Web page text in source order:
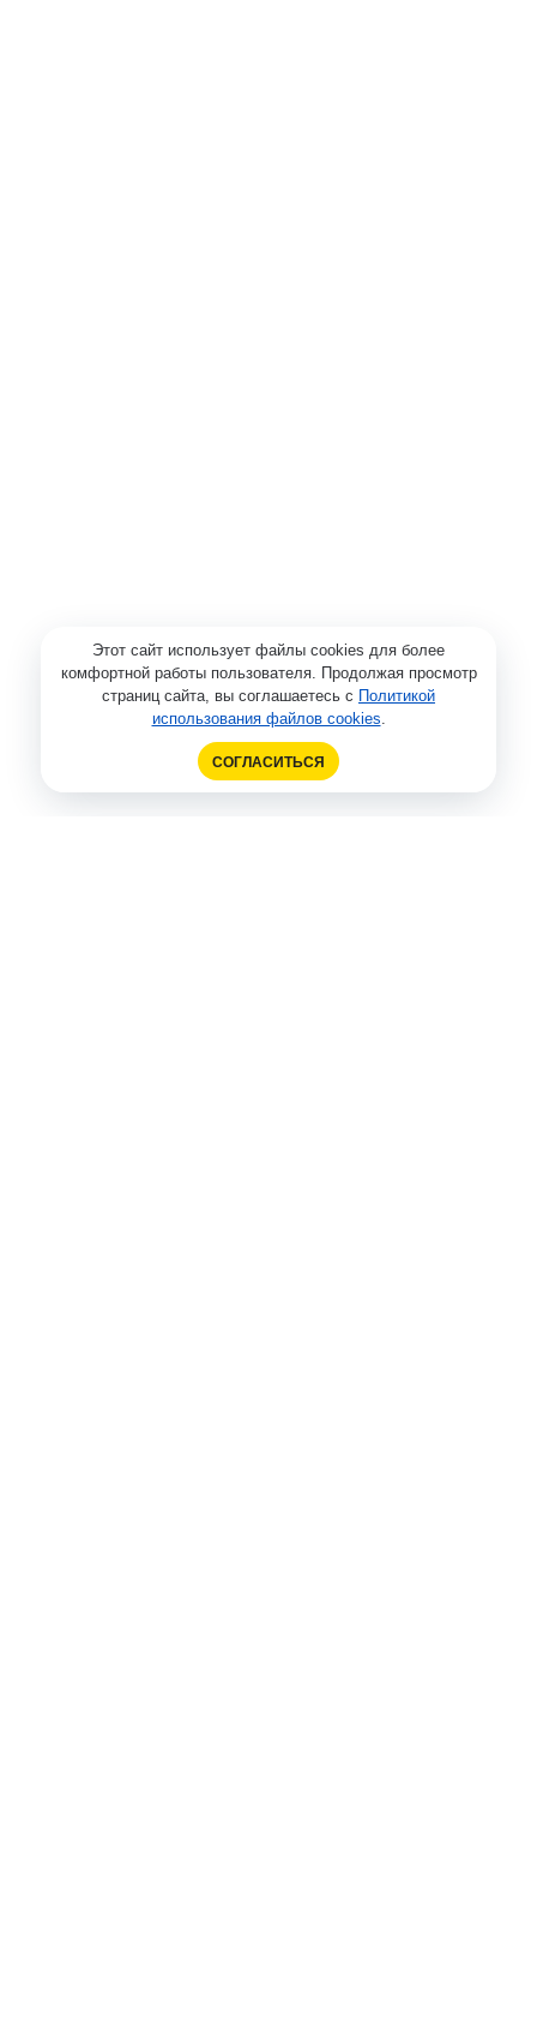
Этот сайт использует файлы cookies для более
комфортной работы пользователя. Продолжая просмотр
страниц сайта, вы соглашаетесь с Политикой
использования файлов cookies.
СОГЛАСИТЬСЯ